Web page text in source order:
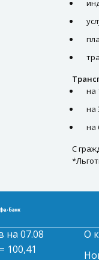
на
на
на
С
на 07.08
100,41
О